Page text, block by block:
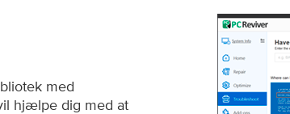
med
hjælpe dig med at